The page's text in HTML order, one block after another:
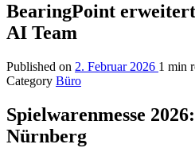
BearingPoint
AI Team
Published on 2. Februar 2026 1 min
Category Büro
Spielwarenmesse
Nürnberg